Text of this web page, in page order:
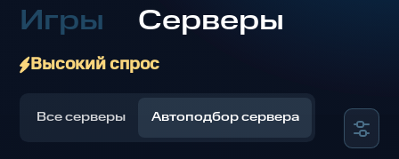
Игры Серверы
Высокий спрос
Все серверы Автоподбор сервера